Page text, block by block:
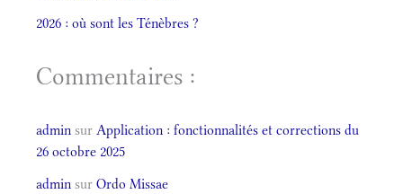
2026 : où sont les Ténèbres ?
Commentaires :
admin sur Application : fonctionnalités et corrections du
26 octobre 2025
admin sur Ordo Missae